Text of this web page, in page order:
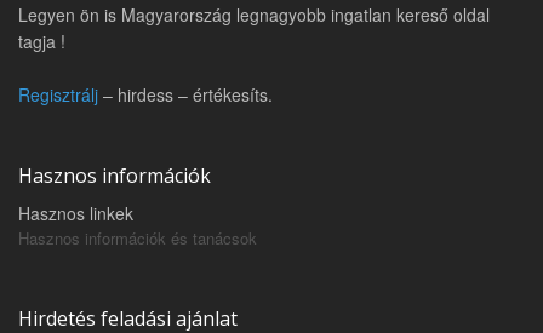
Legyen ön is Magyarország legnagyobb ingatlan kereső oldal
tagja !
Regisztrálj – hirdess – értékesíts.
Hasznos információk
Hasznos linkek
Hasznos információk és tanácsok
Hirdetés feladási ajánlat